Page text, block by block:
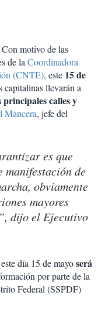
motivo de las
de laCoordinadora
(CNTE), este 15 de
capitalinas llevarán a
calles y
Mancera, jefe del
es que
manifestación de
obviamente
mayores
dijo el Ejecutivo
día 15 de mayoserá
por parte de la
Federal (SSPDF)